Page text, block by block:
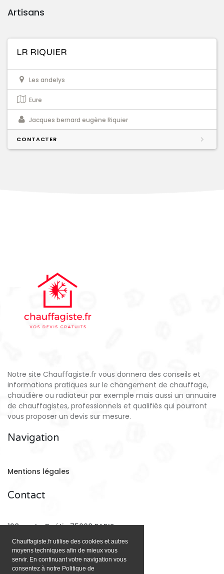
Chauffagiste.fr utilise des cookies et autres
moyens techniques afin de mieux vous
servir. En continuant votre navigation vous
consentez à notre Politique de
Artisans
LR RIQUIER
Les andelys
Eure
Jacques bernard eugène Riquier
CONTACTER
Notre site Chauffagiste.fr vous donnera des conseils et
informations pratiques sur le changement de chauffage,
chaudière ou radiateur par exemple mais aussi un annuaire
de chauffagistes, professionnels et qualifiés qui pourront
vous proposer un devis sur mesure.
Navigation
Mentions légales
Contact
128 rue La Boétie 75008 PARIS
Email: contact@chauffagiste.fr